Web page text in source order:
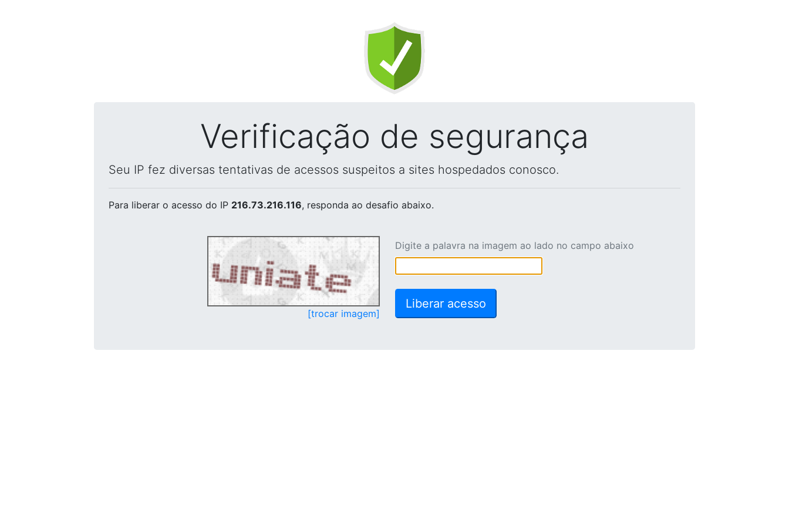
Verificação de segurança
Seu IP fez diversas tentativas de acessos suspeitos a sites hospedados conosco.
Para liberar o acesso do IP 216.73.216.116, responda ao desafio abaixo.
[trocar imagem]
Digite a palavra na imagem ao lado no campo abaixo